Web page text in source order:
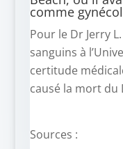
comme
Pour le Dr Jerry
sanguins à
certitude
causé la mort du
Sources :